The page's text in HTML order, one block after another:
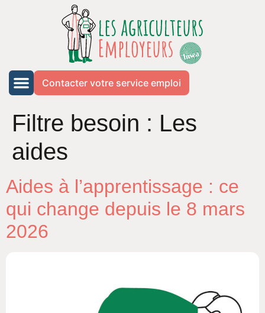
Contacter votre service emploi
Filtre besoin : Les
aides
Aides à l’apprentissage : ce
qui change depuis le 8 mars
2026